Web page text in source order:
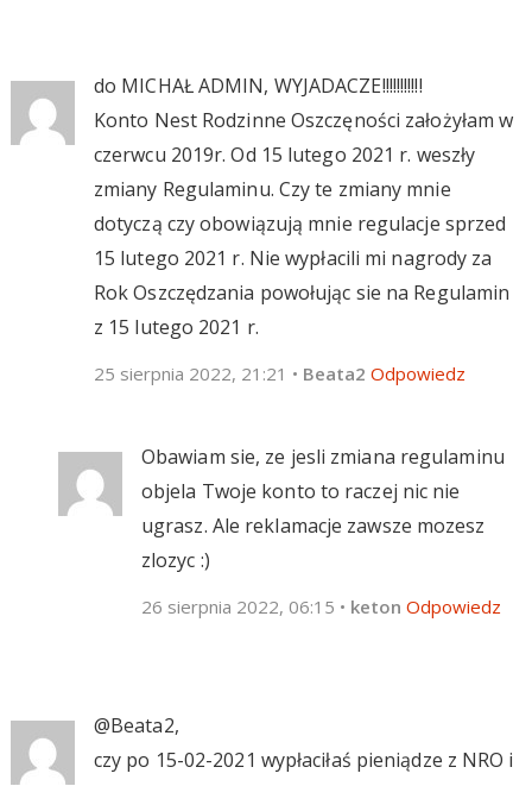
do MICHAŁ ADMIN, WYJADACZE!!!!!!!!!!!
Konto Nest Rodzinne Oszczęności założyłam w
czerwcu 2019r. Od 15 lutego 2021 r. weszły
zmiany Regulaminu. Czy te zmiany mnie
dotyczą czy obowiązują mnie regulacje sprzed
15 lutego 2021 r. Nie wypłacili mi nagrody za
Rok Oszczędzania powołując sie na Regulamin
z 15 lutego 2021 r.
25 sierpnia 2022, 21:21 • Beata2 Odpowiedz
Obawiam sie, ze jesli zmiana regulaminu
objela Twoje konto to raczej nic nie
ugrasz. Ale reklamacje zawsze mozesz
zlozyc :)
26 sierpnia 2022, 06:15 • keton Odpowiedz
@Beata2,
czy po 15-02-2021 wypłaciłaś pieniądze z NRO i